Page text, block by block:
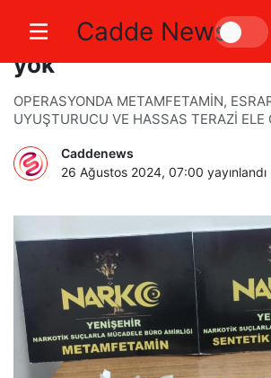
Cadde News
Yenişehir’de
yok
OPERASYONDA METAMFETAMİN,
UYUŞTURUCU VE HASSAS TERAZİ ELE
Caddenews
26 Ağustos 2024, 07:00 yayınlandı